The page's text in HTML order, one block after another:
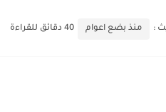
من تقنيات التعلم الآلي لتحليل
: منذ بضع اعوام 40 دقائق للقراءة